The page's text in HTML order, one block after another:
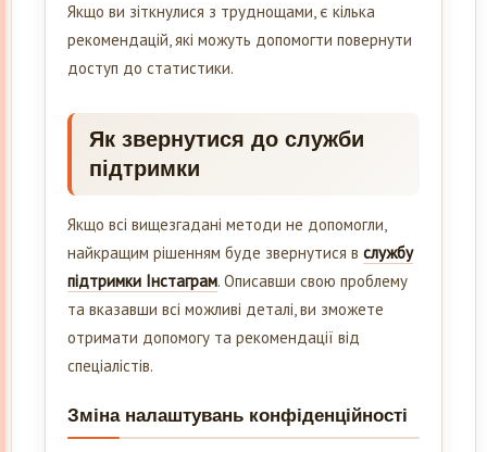
Якщо ви зіткнулися з труднощами, є кілька
рекомендацій, які можуть допомогти повернути
доступ до статистики.
Як звернутися до служби
підтримки
Якщо всі вищезгадані методи не допомогли,
найкращим рішенням буде звернутися в службу
підтримки Інстаграм. Описавши свою проблему
та вказавши всі можливі деталі, ви зможете
отримати допомогу та рекомендації від
спеціалістів.
Зміна налаштувань конфіденційності